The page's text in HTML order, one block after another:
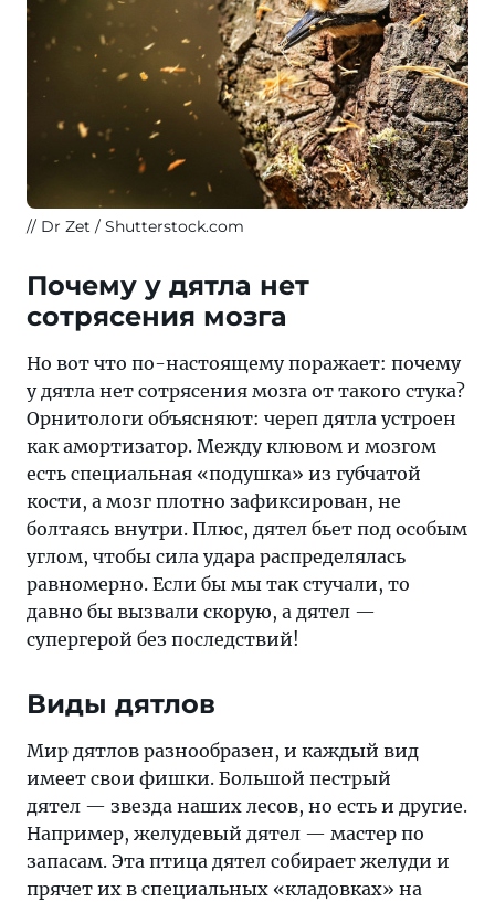
Dr Zet / Shutterstock.com
Почему у дятла нет
сотрясения мозга
Но вот что по-настоящему поражает: почему
у дятла нет сотрясения мозга от такого стука?
Орнитологи объясняют: череп дятла устроен
как амортизатор. Между клювом и мозгом
есть специальная «подушка» из губчатой
кости, а мозг плотно зафиксирован, не
болтаясь внутри. Плюс, дятел бьет под особым
углом, чтобы сила удара распределялась
равномерно. Если бы мы так стучали, то
давно бы вызвали скорую, а дятел —
супергерой без последствий!
Виды дятлов
Мир дятлов разнообразен, и каждый вид
имеет свои фишки. Большой пестрый
дятел — звезда наших лесов, но есть и другие.
Например, желудевый дятел — мастер по
запасам. Эта птица дятел собирает желуди и
прячет их в специальных «кладовках» на